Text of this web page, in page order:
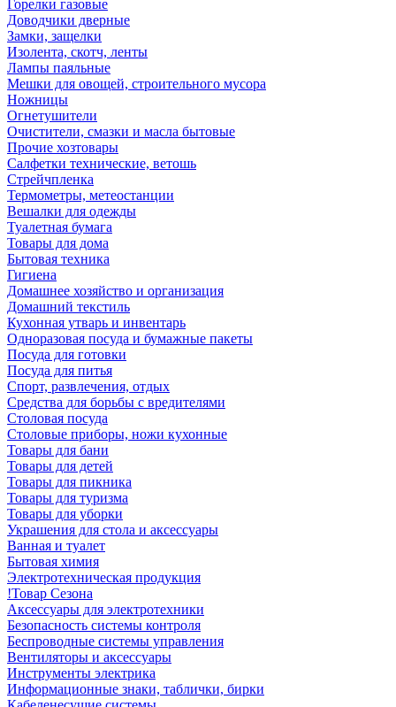
Горелки газовые
Доводчики дверные
Замки, защелки
Изолента, скотч, ленты
Лампы паяльные
Мешки для овощей, строительного мусора
Ножницы
Огнетушители
Очистители, смазки и масла бытовые
Прочие хозтовары
Салфетки технические, ветошь
Стрейчпленка
Термометры, метеостанции
Вешалки для одежды
Туалетная бумага
Товары для дома
Бытовая техника
Гигиена
Домашнее хозяйство и организация
Домашний текстиль
Кухонная утварь и инвентарь
Одноразовая посуда и бумажные пакеты
Посуда для готовки
Посуда для питья
Спорт, развлечения, отдых
Средства для борьбы с вредителями
Столовая посуда
Столовые приборы, ножи кухонные
Товары для бани
Товары для детей
Товары для пикника
Товары для туризма
Товары для уборки
Украшения для стола и аксессуары
Ванная и туалет
Бытовая химия
Электротехническая продукция
!Товар Сезона
Аксессуары для электротехники
Безопасность системы контроля
Беспроводные системы управления
Вентиляторы и аксессуары
Инструменты электрика
Информационные знаки, таблички, бирки